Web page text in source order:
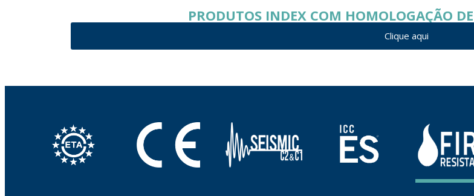
PRODUTOS INDEX COM HOMOLOGAÇÃO
Clique aqui